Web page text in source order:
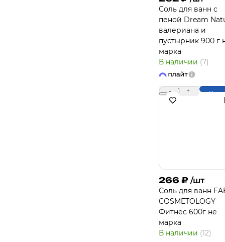
Соль для ванн с
пеной Dream
валериана и
пустырник 900 г
марка
В наличии (7)
- 1 +
266 ₽ /шт
Соль для ванн
COSMETOLOGY
Фитнес 600г не
марка
В наличии (12)